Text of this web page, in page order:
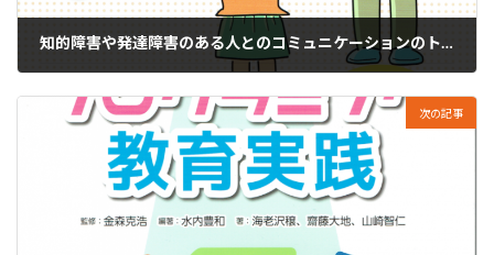
知的障害や発達障害のある人とのコミュニケーションのトリセツ
次の記事